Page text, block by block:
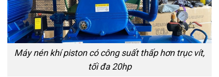
Máy nén khí piston có công suất thấp hơn trục vít,
tối đa 20hp